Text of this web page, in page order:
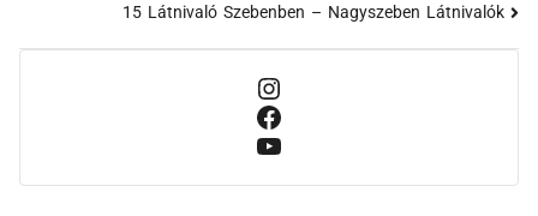
15 Látnivaló Szebenben – Nagyszeben Látnivalók